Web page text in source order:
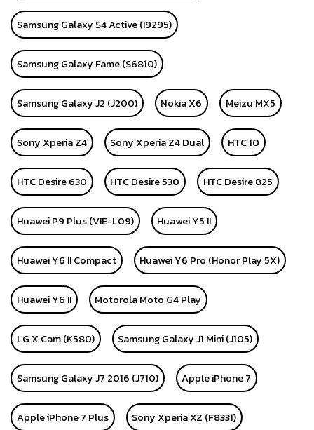
Samsung Galaxy S4 Active (I9295)
Samsung Galaxy Fame (S6810)
Samsung Galaxy J2 (J200) Nokia X6 Meizu MX5
Sony Xperia Z4 Sony Xperia Z4 Dual HTC 10
HTC Desire 630 HTC Desire 530 HTC Desire 825
Huawei P9 Plus (VIE-L09) Huawei Y5 II
Huawei Y6 II Compact Huawei Y6 Pro (Honor Play 5X)
Huawei Y6 II Motorola Moto G4 Play
LG X Cam (K580) Samsung Galaxy J1 Mini (J105)
Samsung Galaxy J7 2016 (J710) Apple iPhone 7
Apple iPhone 7 Plus Sony Xperia XZ (F8331)